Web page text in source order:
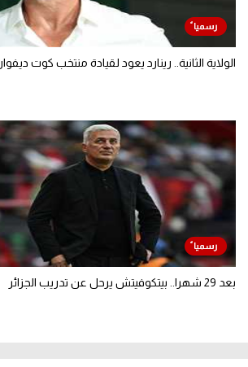
الولاية الثانية.. رينارد يعود لقيادة منتخب كوت ديفوار
بعد 29 شهرا.. بيتكوفيتش يرحل عن تدريب الجزائر